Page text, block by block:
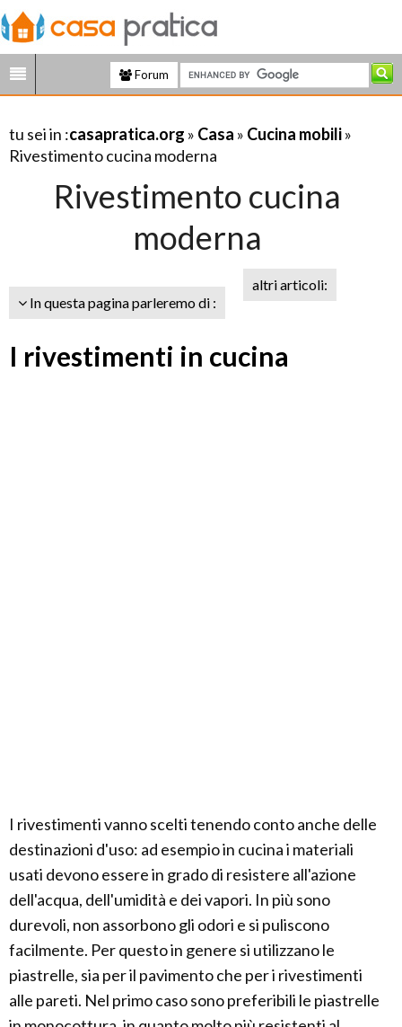
Forum
tu sei in :casapratica.org » Casa » Cucina mobili»
Rivestimento cucina moderna
Rivestimento cucina
moderna
In questa pagina parleremo di :
altri articoli:
I rivestimenti in cucina
I rivestimenti vanno scelti tenendo conto anche delle
destinazioni d'uso: ad esempio in cucina i materiali
usati devono essere in grado di resistere all'azione
dell'acqua, dell'umidità e dei vapori. In più sono
durevoli, non assorbono gli odori e si puliscono
facilmente. Per questo in genere si utilizzano le
piastrelle, sia per il pavimento che per i rivestimenti
alle pareti. Nel primo caso sono preferibili le piastrelle